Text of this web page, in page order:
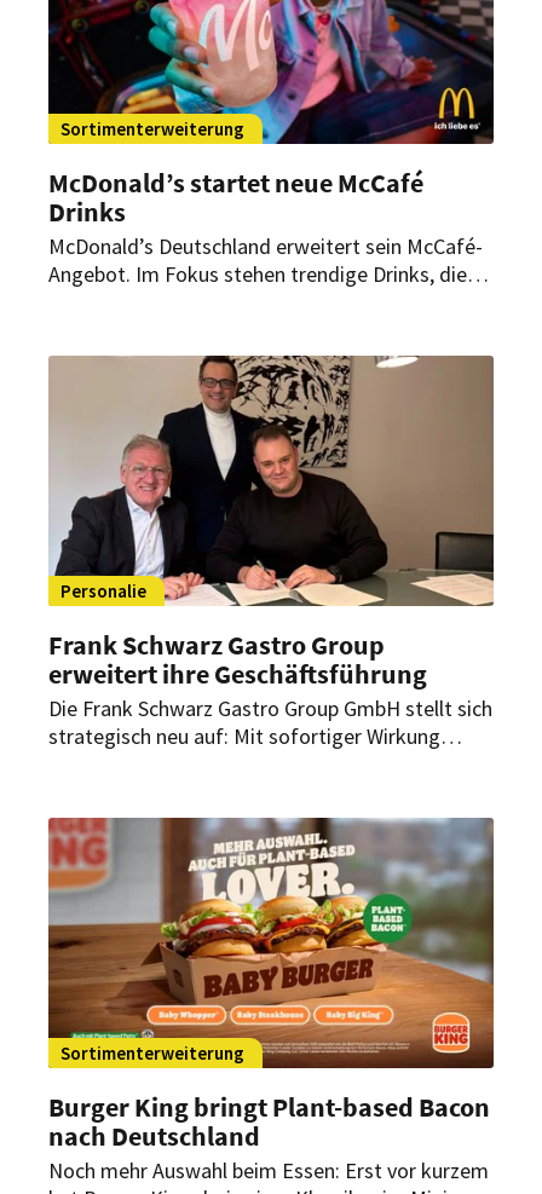
Sortimenterweiterung
McDonald’s startet neue McCafé
Drinks
McDonald’s Deutschland erweitert sein McCafé-
Angebot. Im Fokus stehen trendige Drinks, die
Markenpartnerschaften und einer groß
angelegten Kampagne.
Personalie
Frank Schwarz Gastro Group
erweitert ihre Geschäftsführung
Die Frank Schwarz Gastro Group GmbH stellt sich
strategisch neu auf: Mit sofortiger Wirkung
Unternehmensgründer Frank Schwarz.
Sortimenterweiterung
Burger King bringt Plant-based Bacon
nach Deutschland
Noch mehr Auswahl beim Essen: Erst vor kurzem